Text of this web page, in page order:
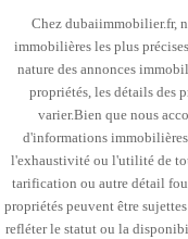
Chez dubaiimmobilier.fr,
immobilières les plus
nature des annonces
propriétés, les détails des
varier.Bien que nous
d'informations immobilières
l'exhaustivité ou l'utilité de
tarification ou autre détail
propriétés peuvent être
refléter le statut ou la